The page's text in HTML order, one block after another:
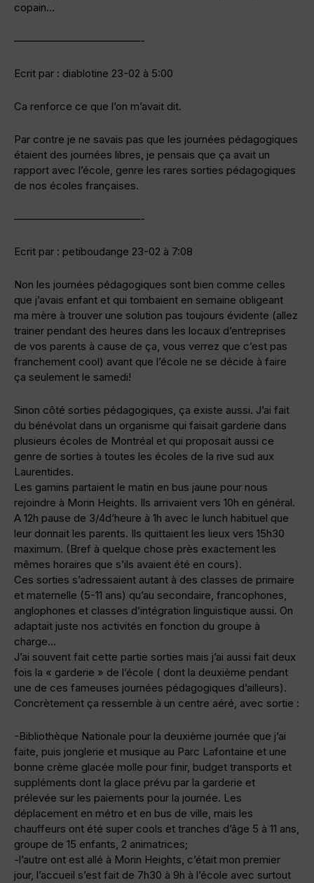
copain…
————————————-
Ecrit par : diablotine 23-02 à 5:00
Ca renforce ce que l’on m’avait dit.
Par contre je ne savais pas que les journées pédagogiques
étaient des journées libres, je pensais que ça avait un
rapport avec l’école, genre les rares sorties pédagogiques
de nos écoles françaises.
————————————-
Ecrit par : petiboudange 23-02 à 7:08
Non les journées pédagogiques sont bien comme celles
que j’avais enfant et qui tombaient en semaine obligeant
ma mère à trouver une solution pas toujours évidente (allez
trainer pendant des heures dans les locaux d’entreprises
de vos parents à cause de ça, vous verrez que c’est pas
franchement cool) avant que l’école ne se décide à faire
ça seulement le samedi!
Sinon côté sorties pédagogiques, ça existe aussi. J’ai fait
du bénévolat dans un organisme qui faisait garderie dans
plusieurs écoles de Montréal et qui proposait aussi ce
genre de sorties à toutes les écoles de la rive sud aux
Laurentides.
Les gamins partaient le matin en bus jaune pour nous
rejoindre à Morin Heights. Ils arrivaient vers 10h en général.
A 12h pause de 3/4d’heure à 1h avec le lunch habituel que
leur donnait les parents. Ils quittaient les lieux vers 15h30
maximum. (Bref à quelque chose près exactement les
mêmes horaires que s’ils avaient été en cours).
Ces sorties s’adressaient autant à des classes de primaire
et maternelle (5-11 ans) qu’au secondaire, francophones,
anglophones et classes d’intégration linguistique aussi. On
adaptait juste nos activités en fonction du groupe à
charge…
J’ai souvent fait cette partie sorties mais j’ai aussi fait deux
fois la « garderie » de l’école ( dont la deuxième pendant
une de ces fameuses journées pédagogiques d’ailleurs).
Concrètement ça ressemble à un centre aéré, avec sortie :
-Bibliothèque Nationale pour la deuxième journée que j’ai
faite, puis jonglerie et musique au Parc Lafontaine et une
bonne crème glacée molle pour finir, budget transports et
suppléments dont la glace prévu par la garderie et
prélevée sur les paiements pour la journée. Les
déplacement en métro et en bus de ville, mais les
chauffeurs ont été super cools et tranches d’âge 5 à 11 ans,
groupe de 15 enfants, 2 animatrices;
-l’autre ont est allé à Morin Heights, c’était mon premier
jour, l’accueil s’est fait de 7h30 à 9h à l’école avec surtout